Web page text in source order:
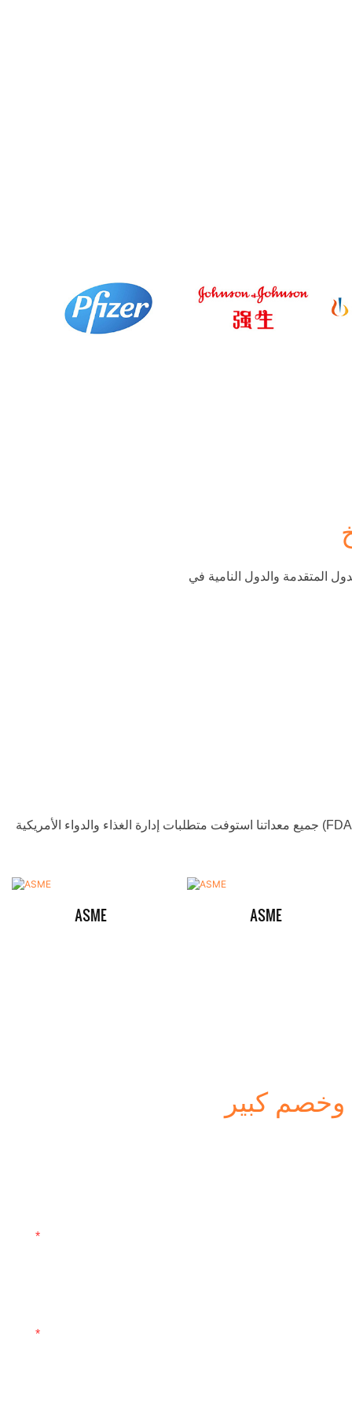
المتقدمة والدول النامية في
جميع معداتنا استوفت متطلبات إدارة الغذاء والدواء الأمريكية (FDA) ومعايير التصنيع الجيد الحالية (CGMP) ومعايير ATEX ومعايير الجمعية الأمريكية للمهندسين الميكانيكيين (ASME)، وهي معتمدة من قبل
ASME ASME
وخصم كبير